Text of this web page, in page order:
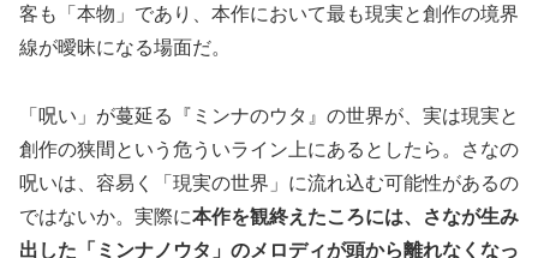
客も「本物」であり、本作において最も現実と創作の境界
線が曖昧になる場面だ。
「呪い」が蔓延る『ミンナのウタ』の世界が、実は現実と
創作の狭間という危ういライン上にあるとしたら。さなの
呪いは、容易く「現実の世界」に流れ込む可能性があるの
ではないか。実際に本作を観終えたころには、さなが生み
出した「ミンナノウタ」のメロディが頭から離れなくなっ